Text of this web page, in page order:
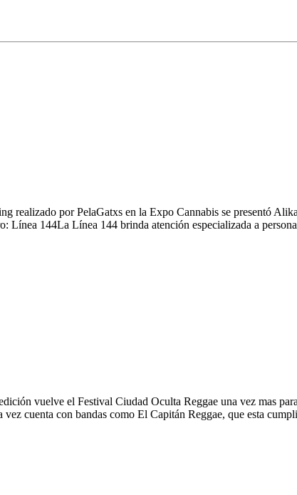
realizado por PelaGatxs en la Expo Cannabis se presentó
Línea 144La Línea 144 brinda atención especializada a
vuelve el Festival Ciudad Oculta Reggae una vez mas
vez cuenta con bandas como El Capitán Reggae, que esta